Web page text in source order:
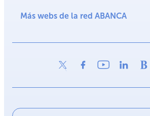
Más webs de la red ABANCA